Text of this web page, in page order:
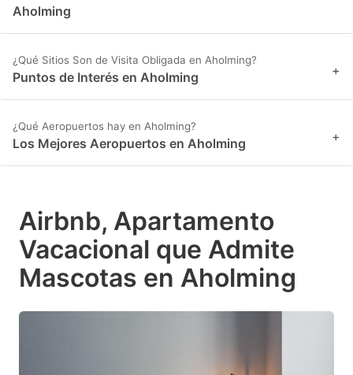
Aholming
¿Qué Sitios Son de Visita Obligada en Aholming?
Puntos de Interés en Aholming +
¿Qué Aeropuertos hay en Aholming?
Los Mejores Aeropuertos en Aholming +
Airbnb, Apartamento
Vacacional que Admite
Mascotas en Aholming